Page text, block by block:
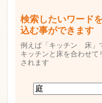
検索したいワード
込む事ができます
例えば「キッチン 床」
キッチンと床を合わせ
されます